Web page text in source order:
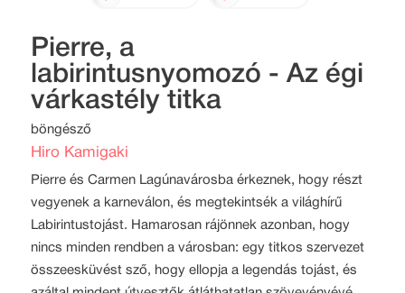
Pierre, a
labirintusnyomozó - Az égi
várkastély titka
böngésző
Hiro Kamigaki
Pierre és Carmen Lagúnavárosba érkeznek, hogy részt
vegyenek a karneválon, és megtekintsék a világhírű
Labirintustojást. Hamarosan rájönnek azonban, hogy
nincs minden rendben a városban: egy titkos szervezet
összeesküvést sző, hogy ellopja a legendás tojást, és